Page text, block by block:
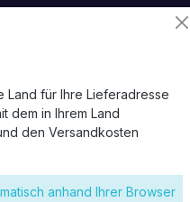
Weiss
Land für Ihre Lieferadresse
dem in Ihrem Land
den Versandkosten
anhand Ihrer Browser